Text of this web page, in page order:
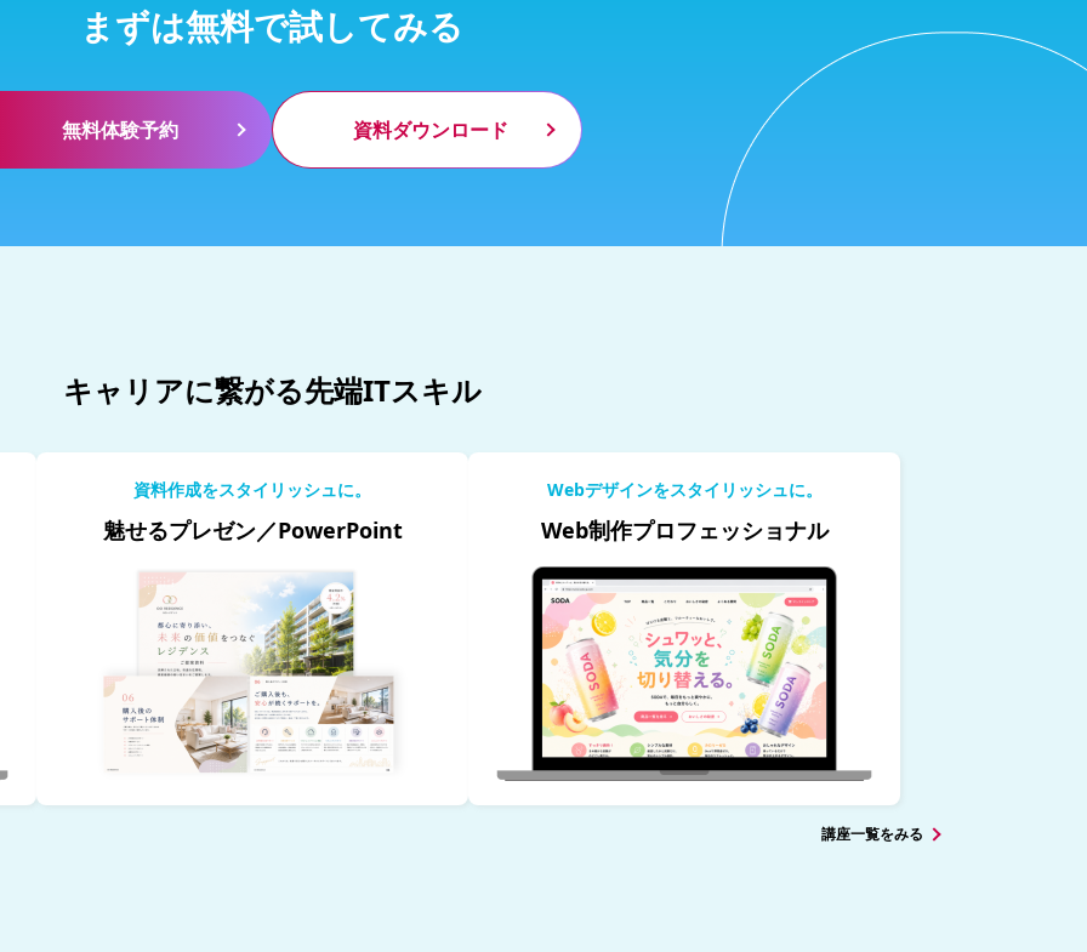
まずは無料で試してみる
無料体験予約 資料ダウンロード
キャリアに繋がる先端ITスキル
資料作成をスタイリッシュに。
魅せるプレゼン／PowerPoint
Webデザインをスタイリッシュに。
Web制作プロフェッショナル
講座一覧をみる